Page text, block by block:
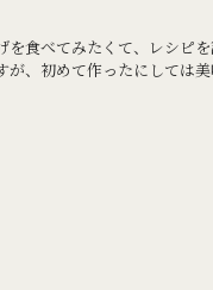
を食べてみたくて、レシピ
が、初めて作ったにしては